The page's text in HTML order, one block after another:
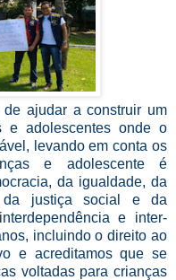
de ajudar a construir um
e adolescentes onde o
levando em conta os
e adolescente é
da igualdade, da
justiça social e da
e inter-
incluindo o direito ao
e acreditamos que se
voltadas para crianças